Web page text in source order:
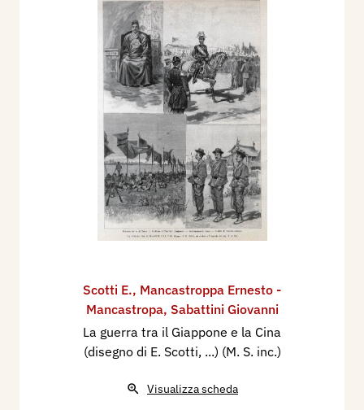
Scotti E., Mancastroppa Ernesto -
Mancastropa, Sabattini Giovanni
La guerra tra il Giappone e la Cina
(disegno di E. Scotti, ...) (M. S. inc.)
Visualizza scheda